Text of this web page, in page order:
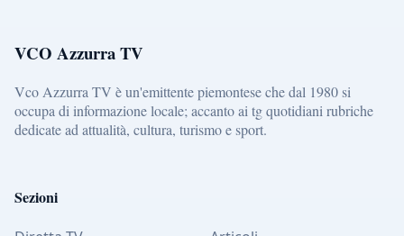
VCO Azzurra TV
Vco Azzurra TV è un'emittente piemontese che dal 1980 si
occupa di informazione locale; accanto ai tg quotidiani rubriche
dedicate ad attualità, cultura, turismo e sport.
Sezioni